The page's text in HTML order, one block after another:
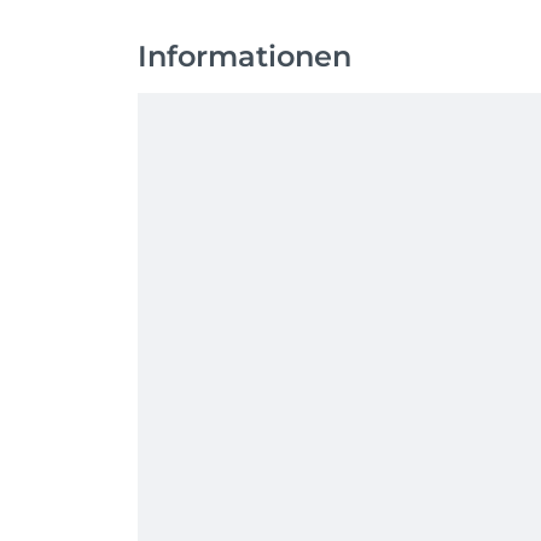
👉 Mit deiner Buchung erklärst du dich mit
Informationen